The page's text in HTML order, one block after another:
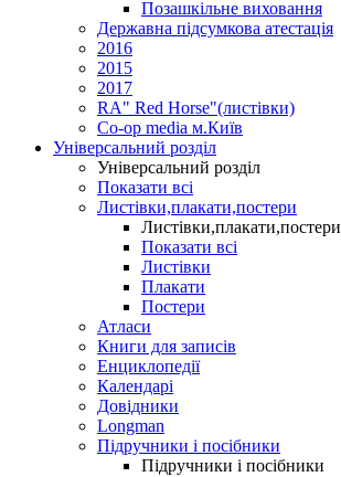
Позашкільне виховання
Державна підсумкова атестація
2016
2015
2017
RA" Red Horse"(листівки)
Co-op media м.Київ
Універсальний розділ
Універсальний розділ
Показати всі
Листівки,плакати,постери
Листівки,плакати,постери
Показати всі
Листівки
Плакати
Постери
Атласи
Книги для записів
Енциклопедії
Календарі
Довідники
Longman
Підручники і посібники
Підручники і посібники